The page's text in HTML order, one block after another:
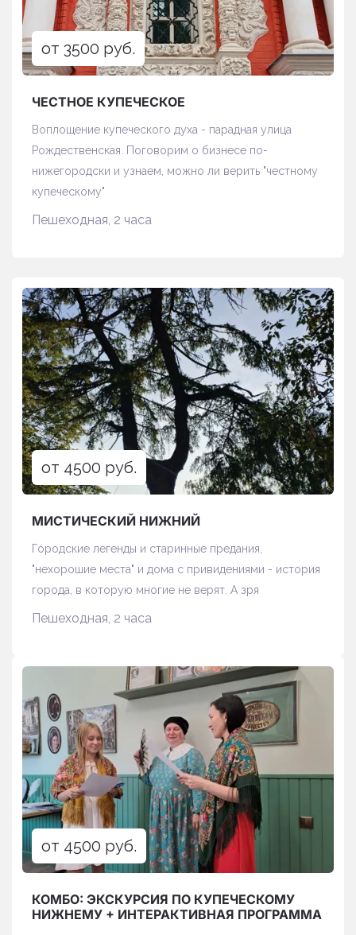
ЧЕСТНОЕ КУПЕЧЕСКОЕ
от 3500 руб.
Воплощение купеческого духа - парадная улица
Рождественская. Поговорим о бизнесе по-
нижегородски и узнаем, можно ли верить "честному
купеческому"
Пешеходная, 2 часа
МИСТИЧЕСКИЙ НИЖНИЙ
от 4500 руб.
Городские легенды и старинные предания,
"нехорошие места" и дома с привидениями - история
города, в которую многие не верят. А зря
Пешеходная, 2 часа
КОМБО: ЭКСКУРСИЯ ПО КУПЕЧЕСКОМУ
НИЖНЕМУ + ИНТЕРАКТИВНАЯ ПРОГРАММА
от 4500 руб.